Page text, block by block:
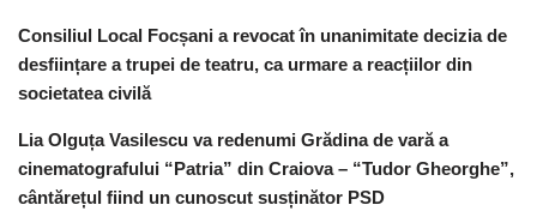
Consiliul Local Focșani a revocat în unanimitate decizia de
desființare a trupei de teatru, ca urmare a reacțiilor din
societatea civilă
Lia Olguța Vasilescu va redenumi Grădina de vară a
cinematografului “Patria” din Craiova – “Tudor Gheorghe”,
cântărețul fiind un cunoscut susținător PSD